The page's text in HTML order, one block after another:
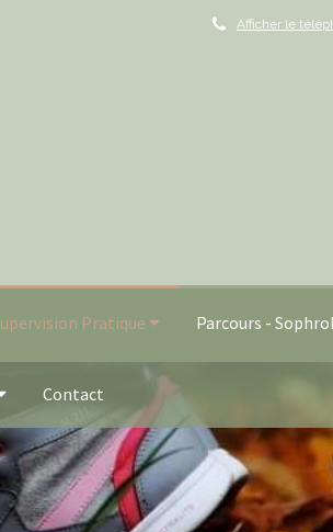
Afficher le
Pratique Parcours -
Contact